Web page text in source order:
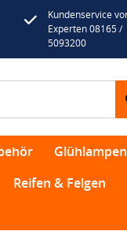
Kundenservice
Experten 08165 /
5093200
Glühlampen
Reifen & Felgen